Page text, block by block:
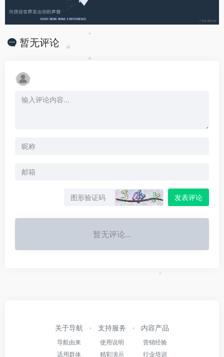
暂无评论
发表评论
暂无评论...
关于导航
导航由来
适用群体
支持服务
使用说明
精彩演示
内容产品
营销经验
行业培训